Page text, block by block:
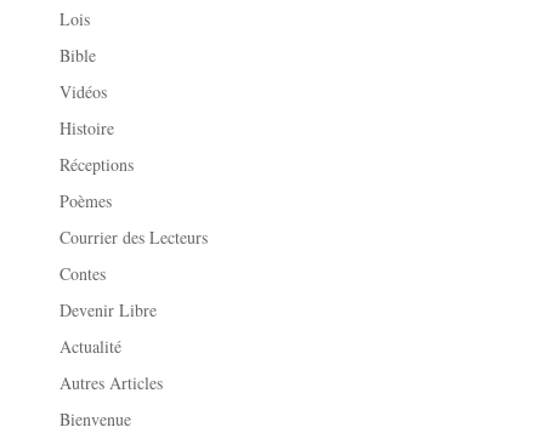
Lois
Bible
Vidéos
Histoire
Réceptions
Poèmes
Courrier des Lecteurs
Contes
Devenir Libre
Actualité
Autres Articles
Bienvenue